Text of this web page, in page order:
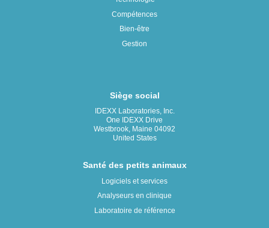
Compétences
Bien-être
Gestion
Siège social
IDEXX Laboratories, Inc.
One IDEXX Drive
Westbrook, Maine 04092
United States
Santé des petits animaux
Logiciels et services
Analyseurs en clinique
Laboratoire de référence